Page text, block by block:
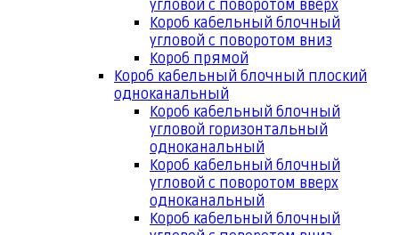
угловой с поворотом вверх
Короб кабельный блочный
угловой с поворотом вниз
Короб прямой
Короб кабельный блочный плоский
одноканальный
Короб кабельный блочный
угловой горизонтальный
одноканальный
Короб кабельный блочный
угловой с поворотом вверх
одноканальный
Короб кабельный блочный